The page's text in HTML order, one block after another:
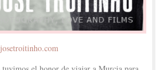
josetroitinho.com